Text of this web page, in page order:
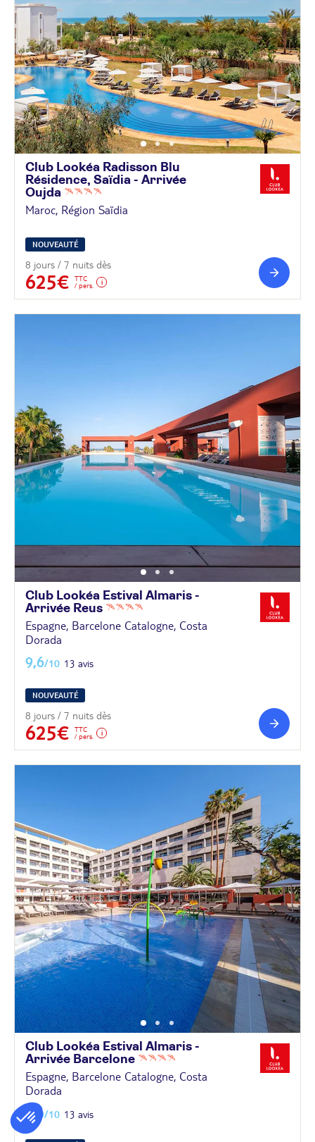
Club Lookéa Radisson Blu
Résidence, Saïdia - Arrivée
Oujda
Maroc, Région Saïdia
NOUVEAUTÉ
8 jours / 7 nuits dès
625€
TTC
/ pers.
Club Lookéa Estival Almaris -
Arrivée Reus
Espagne, Barcelone Catalogne, Costa
Dorada
9,6/10 13 avis
NOUVEAUTÉ
8 jours / 7 nuits dès
625€
TTC
/ pers.
Club Lookéa Estival Almaris -
Arrivée Barcelone
Espagne, Barcelone Catalogne, Costa
Dorada
9,6/10 13 avis